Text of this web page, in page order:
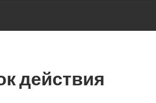
действия